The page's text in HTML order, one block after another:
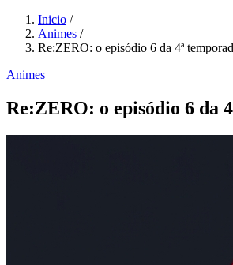
Inicio /
Animes /
Re:ZERO: o episódio 6 da 4ª
Animes
Re:ZERO: o episódio 6 da